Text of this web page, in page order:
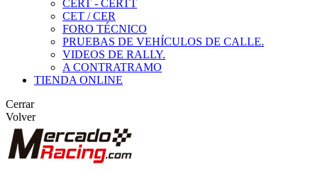
CERT - CERTT
CET / CER
FORO TÉCNICO
PRUEBAS DE VEHÍCULOS DE CALLE.
VIDEOS DE RALLY.
A CONTRATRAMO
TIENDA ONLINE
Cerrar
Volver